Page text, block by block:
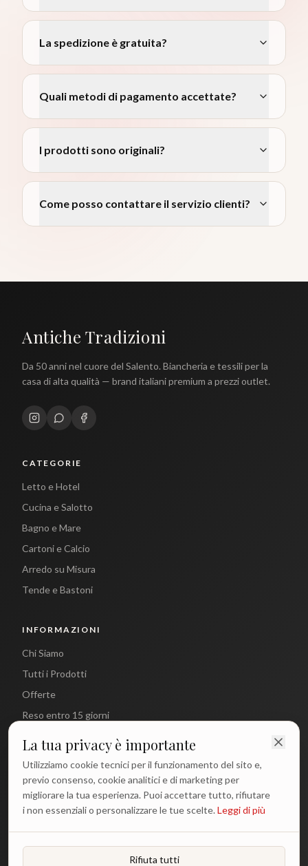
La spedizione è gratuita?
Quali metodi di pagamento accettate?
I prodotti sono originali?
Come posso contattare il servizio clienti?
Antiche Tradizioni
Da 50 anni nel cuore del Salento. Biancheria e tessili per la
casa di alta qualità — brand italiani premium a prezzi outlet.
CATEGORIE
Letto e Hotel
Cucina e Salotto
Bagno e Mare
Cartoni e Calcio
Arredo su Misura
Tende e Bastoni
INFORMAZIONI
Chi Siamo
Tutti i Prodotti
Offerte
Reso entro 15 giorni
CONTATTI
info@antichetradizioni.it
+39 329 617 1194
Lun - Ven: 9:00 - 18:00
La tua privacy è importante
Utilizziamo cookie tecnici per il funzionamento del sito e,
previo consenso, cookie analitici e di marketing per
migliorare la tua esperienza. Puoi accettare tutto, rifiutare
i non essenziali o personalizzare le tue scelte.Leggi di più
Rifiuta tutti